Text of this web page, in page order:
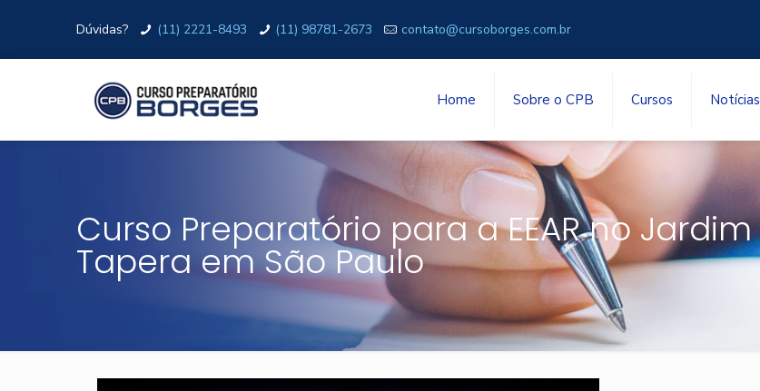
Dúvidas? (11) 2221-8493 (11) 98781-2673 contato@cursoborges.com.br
Home Sobre o CPB Cursos Notícias
Curso Preparatório para a EEAR no Jardim
Tapera em São Paulo